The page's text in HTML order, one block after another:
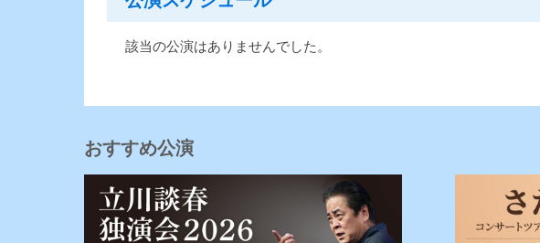
該当の公演はありませんでした。
おすすめ公演